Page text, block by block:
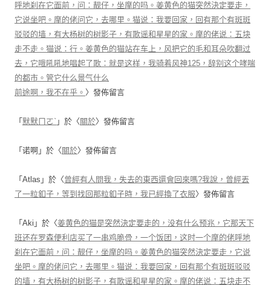
呼地刹在它面前，问：靓仔，坐摩的吗。姜黄色的猫突然決定要走，
它说坐吧。摩的佬问它，去哪里。猫说：我要回家，回有那个有斑斑
驳驳的墙，有大杨树的树影子，有歌谣和星星的家。摩的佬说：五块
走不走。猫说：行。姜黄色的猫站在车上，风把它的毛和耳朵吹翻过
去，它哦吼吼地唱起了歌：就是这样，我骑着风神125，辞别这个哮喘
的都市。管它什么景气什么
前途啊，我不在乎。 〉發佈留言
「 默默ㄇㄛˋ 」於〈 關於〉發佈留言
「 诺啊 」於〈 關於〉發佈留言
「 Atlas 」於〈曾經有人問我，失去的東西還會回來嗎?我說，曾經丟
了一粒釦子，等到找回那粒釦子時，我已經換了衣服〉發佈留言
「 Aki 」於〈姜黄色的猫是突然決定要走的，没有什么预兆，它那天下
班还在罗森便利店买了一串鸡脆骨，一个饭团，这时一个摩的佬呼地
刹在它面前，问：靓仔，坐摩的吗。姜黄色的猫突然決定要走，它说
坐吧。摩的佬问它，去哪里。猫说：我要回家，回有那个有斑斑驳驳
的墙，有大杨树的树影子，有歌谣和星星的家。摩的佬说：五块走不